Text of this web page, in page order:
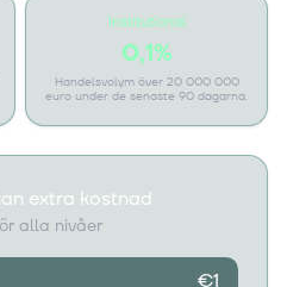
Institutional
0,1%
Handelsvolym över 20 000 000
euro under de senaste 90 dagarna.
extra kostnad
alla nivåer
€1